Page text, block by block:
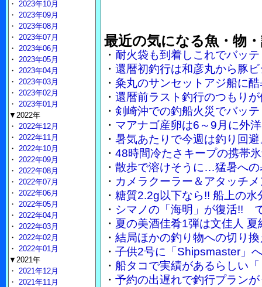
最近の気になる魚・物
・ 耐火袋も到着しこれでバッ
・ 還暦初釣行は和彦丸から豚
・ 粂丸のサンセットアジ船に
・ 還暦前ラスト釣行のつもり
・ 剣崎沖での釣船火災でバッ
・ マアナゴ産卵は6～9月に外
・ 暑気あたりで今週は釣り回
・ 48時間冷たさキープの携帯
・ 散歩で溶けそうに…猛暑へ
・ カメラクーラー＆アタッチ
・ 糖質2.2g以下なら!! 船上の
・ シマノの「海明」が復活!!
・ 夏の美酒佳肴1弾は文佳人
・ 結局ほかの釣り物への切り
・ 子供2号に「Shipsmaster」
・ 船タコで実績があるらしい
・ 予約の出遅れで釣行プラン
・ 2023年10月
・ 2023年09月
・ 2023年08月
・ 2023年07月
・ 2023年06月
・ 2023年05月
・ 2023年04月
・ 2023年03月
・ 2023年02月
・ 2023年01月
▼2022年
・ 2022年12月
・ 2022年11月
・ 2022年10月
・ 2022年09月
・ 2022年08月
・ 2022年07月
・ 2022年06月
・ 2022年05月
・ 2022年04月
・ 2022年03月
・ 2022年02月
・ 2022年01月
▼2021年
・ 2021年12月
・ 2021年11月